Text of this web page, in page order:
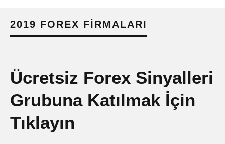
2019 FOREX FIRMALARI
Ücretsiz Forex Sinyalleri
Grubuna Katılmak İçin
Tıklayın